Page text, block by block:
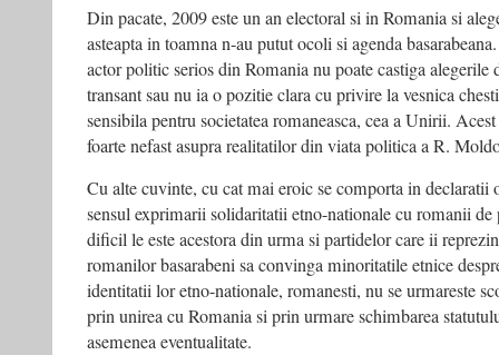
Din pacate, 2009 este un an electoral si in Romania si
asteapta in toamna n-au putut ocoli si agenda
actor politic serios din Romania nu poate castiga alegerile
transant sau nu ia o pozitie clara cu privire la vesnica
sensibila pentru societatea romaneasca, cea a Unirii.
foarte nefast asupra realitatilor din viata politica a R.
Cu alte cuvinte, cu cat mai eroic se comporta in
sensul exprimarii solidaritatii etno-nationale cu romanii de
dificil le este acestora din urma si partidelor care ii
romanilor basarabeni sa convinga minoritatile etnice
identitatii lor etno-nationale, romanesti, nu se urmareste
prin unirea cu Romania si prin urmare schimbarea
asemenea eventualitate.